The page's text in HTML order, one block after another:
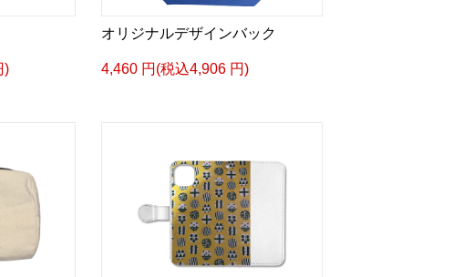
)
オリジナルデザインバック
4,460 円(税込4,906 円)